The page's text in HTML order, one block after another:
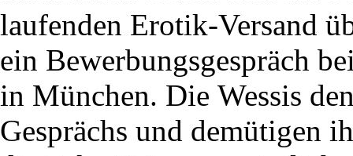
laufenden Erotik-Versand
ein Bewerbungsgespräch
in München. Die Wessis
Gesprächs und demütigen